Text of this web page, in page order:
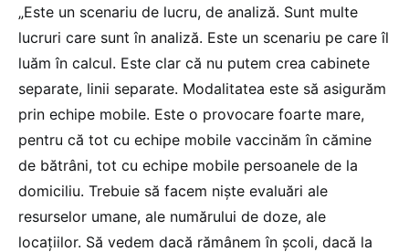
„Este un scenariu de lucru, de analiză. Sunt multe
lucruri care sunt în analiză. Este un scenariu pe care îl
luăm în calcul. Este clar că nu putem crea cabinete
separate, linii separate. Modalitatea este să asigurăm
prin echipe mobile. Este o provocare foarte mare,
pentru că tot cu echipe mobile vaccinăm în cămine
de bătrâni, tot cu echipe mobile persoanele de la
domiciliu. Trebuie să facem nişte evaluări ale
resurselor umane, ale numărului de doze, ale
locaţiilor. Să vedem dacă rămânem în şcoli, dacă la